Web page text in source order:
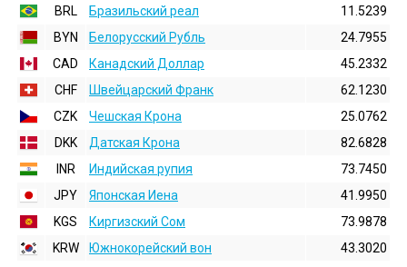
BRL
Бразильский реал
11.5239
BYN
Белорусский Рубль
24.7955
CAD
Канадский Доллар
45.2332
CHF
Швейцарский Франк
62.1230
CZK
Чешская Крона
25.0762
DKK
Датская Крона
82.6828
INR
Индийская pупия
73.7450
JPY
Японская Иена
41.9950
KGS
Киргизский Сом
73.9878
KRW
Южнокорейский вон
43.3020